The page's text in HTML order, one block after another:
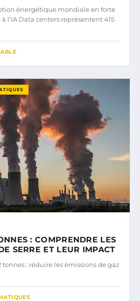
énergétique mondiale en forte
l’IA Data centers représentent 415
: COMPRENDRE LES
SERRE ET LEUR IMPACT
tonnes : réduire les émissions de gaz